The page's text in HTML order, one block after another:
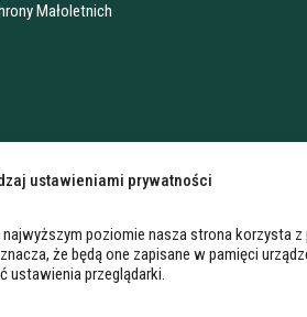
ustawieniami prywatności
najwyższym poziomie nasza strona korzysta
że będą one zapisane w pamięci
ustawienia przeglądarki.
Małoletnich